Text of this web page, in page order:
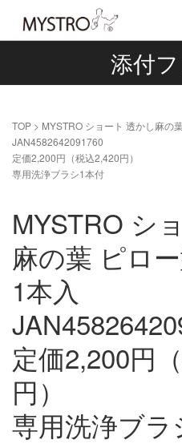
添付
TOP > MYSTRO ショート 透かし麻の
JAN4582642091760
定価2,200円（税込2,420円）
専用洗浄ブラシ1本付
MYSTRO シ
麻の葉 ピロ
1本入
定価2,200円
円）
専用洗浄ブラ